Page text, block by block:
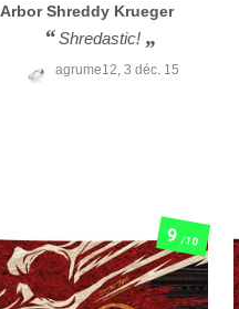
Arbor Shreddy Krueger
Shredastic!
agrume12,3 déc. 15
9/10